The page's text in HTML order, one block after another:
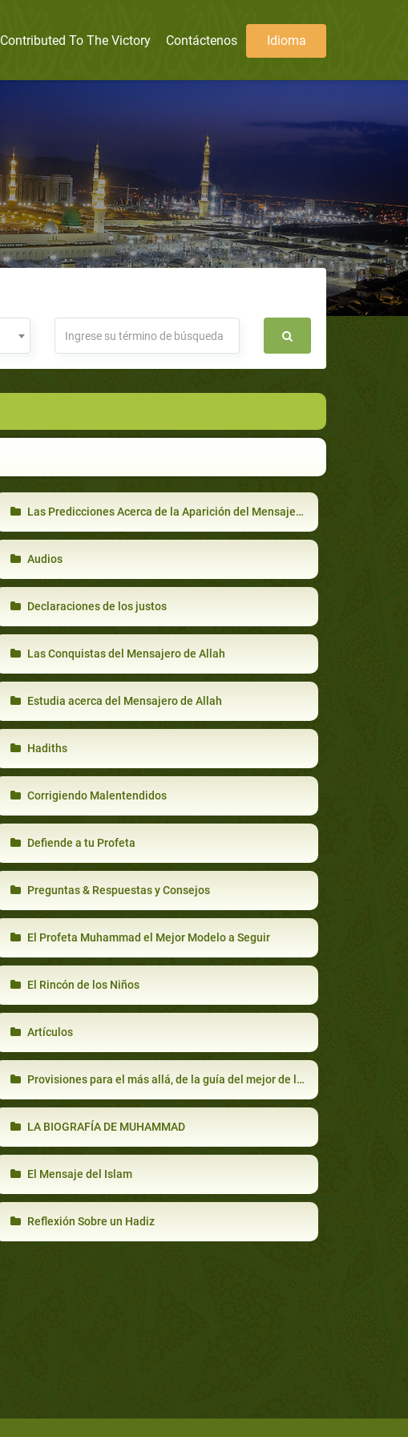
Contributed To The Victory Contáctenos Idioma
Las Predicciones Acerca de la Aparición del Mensajero
Audios
Declaraciones de los justos
Las Conquistas del Mensajero de Allah
Estudia acerca del Mensajero de Allah
Hadiths
Corrigiendo Malentendidos
Defiende a tu Profeta
Preguntas & Respuestas y Consejos
El Profeta Muhammad el Mejor Modelo a Seguir
El Rincón de los Niños
Artículos
Provisiones para el más allá, de la guía del mejor de los siervos de Al-lah
LA BIOGRAFÍA DE MUHAMMAD
El Mensaje del Islam
Reflexión Sobre un Hadiz